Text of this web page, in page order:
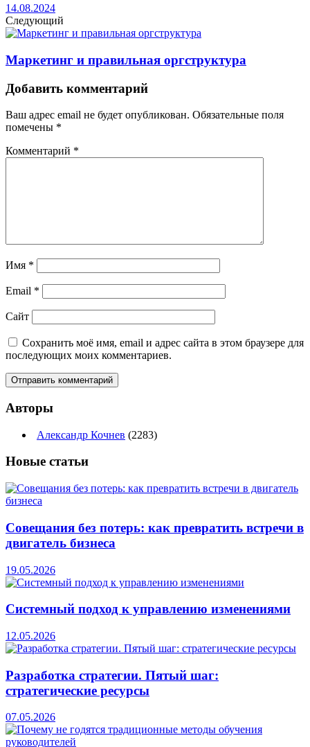
14.08.2024
Следующий
Маркетинг и правильная оргструктура
Добавить комментарий
Ваш адрес email не будет опубликован. Обязательные поля
помечены *
Комментарий *
Имя *
Email *
Сайт
Сохранить моё имя, email и адрес сайта в этом браузере для
последующих моих комментариев.
Авторы
Александр Кочнев (2283)
Новые статьи
Совещания без потерь: как превратить встречи в
двигатель бизнеса
19.05.2026
Системный подход к управлению изменениями
12.05.2026
Разработка стратегии. Пятый шаг:
стратегические ресурсы
07.05.2026